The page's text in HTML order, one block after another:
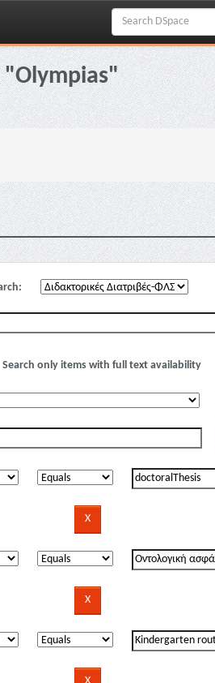
"Olympias"
Search only items with full text availability